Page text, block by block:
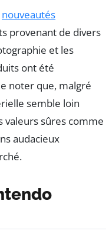
nouveautés
provenant de divers
et les
ont été
noter que, malgré
semble loin
valeurs sûres comme
audacieux